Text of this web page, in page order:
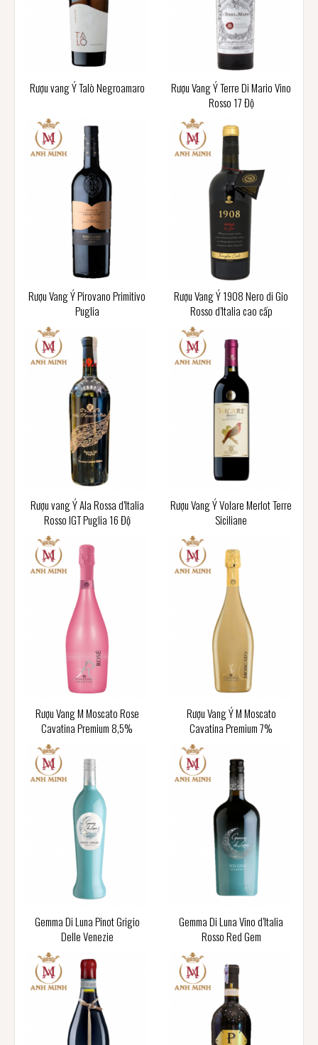
Rượu vang Ý Talò Negroamaro
Rượu Vang Ý Terre Di Mario Vino
Rosso 17 Độ
Rượu Vang Ý Pirovano Primitivo
Puglia
Rượu Vang Ý 1908 Nero di Gio
Rosso d’Italia cao cấp
Rượu vang Ý Ala Rossa d’Italia
Rosso IGT Puglia 16 Độ
Rượu Vang Ý Volare Merlot Terre
Siciliane
Rượu Vang M Moscato Rose
Cavatina Premium 8,5%
Rượu Vang Ý M Moscato
Cavatina Premium 7%
Gemma Di Luna Pinot Grigio
Delle Venezie
Gemma Di Luna Vino d’Italia
Rosso Red Gem